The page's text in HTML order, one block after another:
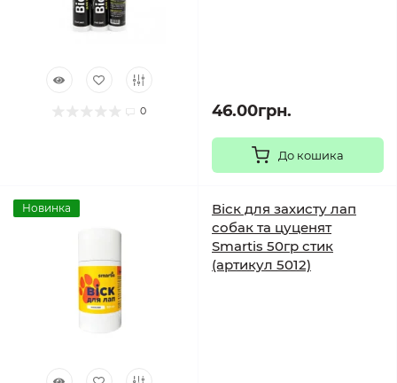
0 46.00грн.
До кошика
Новинка
Віск для захисту лап
собак та цуценят
Smartis 50гр стик
(артикул 5012)